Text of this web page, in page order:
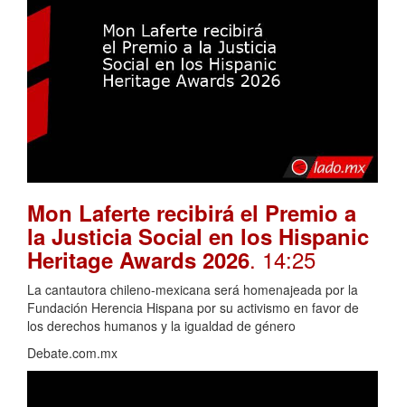
Mon Laferte recibirá el Premio a
la Justicia Social en los Hispanic
Heritage Awards 2026. 14:25
La cantautora chileno-mexicana será homenajeada por la
Fundación Herencia Hispana por su activismo en favor de
los derechos humanos y la igualdad de género
Debate.com.mx